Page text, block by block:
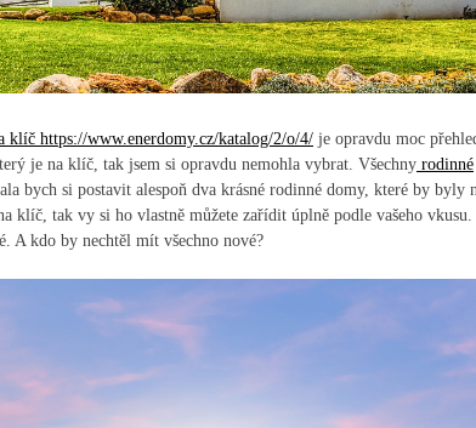
klíč https://www.enerdomy.cz/katalog/2/o/4/ je opravdu moc
je na klíč, tak jsem si opravdu nemohla vybrat. Všechny rodinné
bych si postavit alespoň dva krásné rodinné domy, které by byly
klíč, tak vy si ho vlastně můžete zařídit úplně podle vašeho vkusu.
A kdo by nechtěl mít všechno nové?